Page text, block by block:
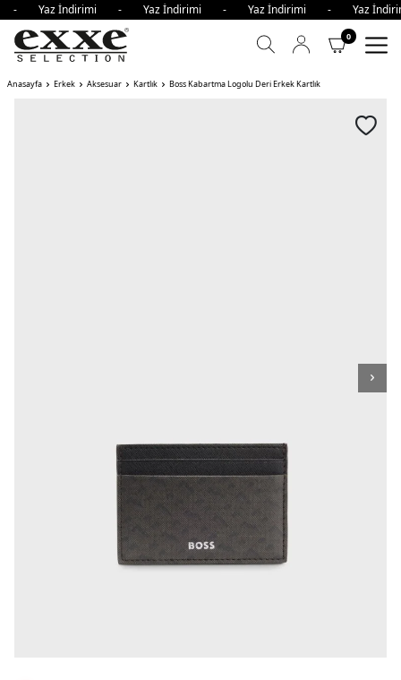
- Yaz İndirimi - Yaz İndirimi - Yaz İndirimi - Yaz
0
Anasayfa Erkek Aksesuar Kartlık Boss Kabartma Logolu Deri Erkek Kartlık